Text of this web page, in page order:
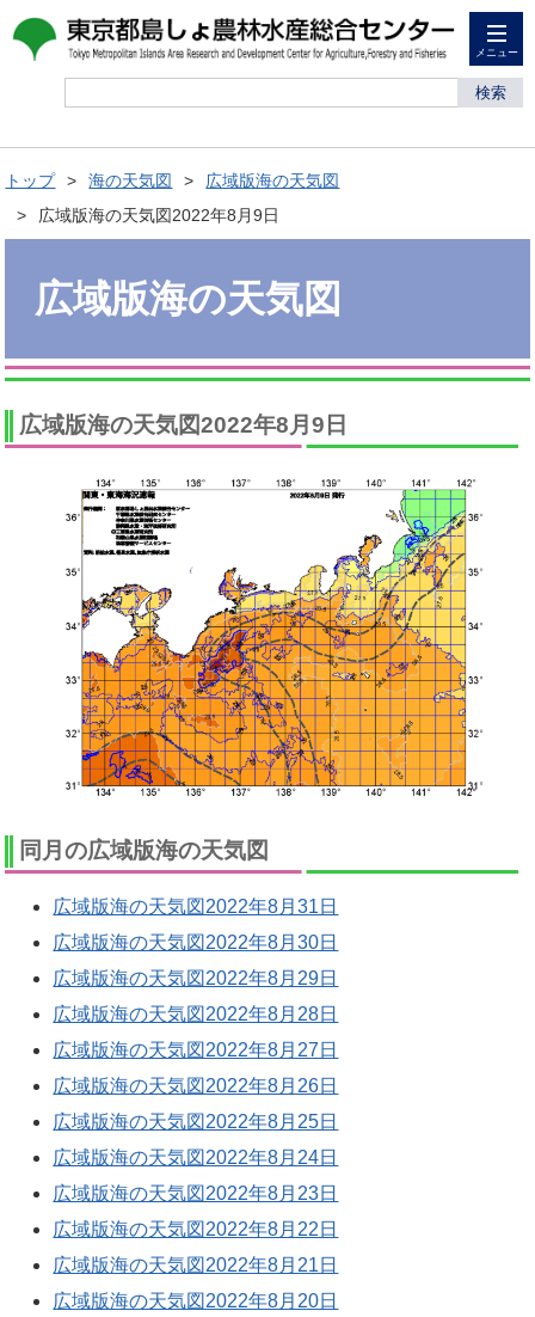
メニュー
検索
トップ 海の天気図
広域版海の天気図
広域版海の天気図2022年8月9日
広域版海の天気図
広域版海の天気図2022年8月9日
同月の広域版海の天気図
広域版海の天気図2022年8月31日
広域版海の天気図2022年8月30日
広域版海の天気図2022年8月29日
広域版海の天気図2022年8月28日
広域版海の天気図2022年8月27日
広域版海の天気図2022年8月26日
広域版海の天気図2022年8月25日
広域版海の天気図2022年8月24日
広域版海の天気図2022年8月23日
広域版海の天気図2022年8月22日
広域版海の天気図2022年8月21日
広域版海の天気図2022年8月20日